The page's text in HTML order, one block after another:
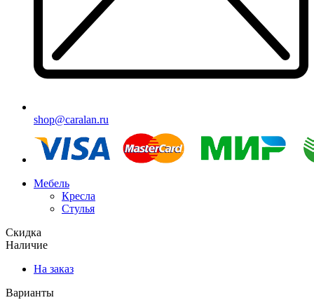
shop@caralan.ru
Мебель
Кресла
Стулья
Скидка
Наличие
На заказ
Варианты